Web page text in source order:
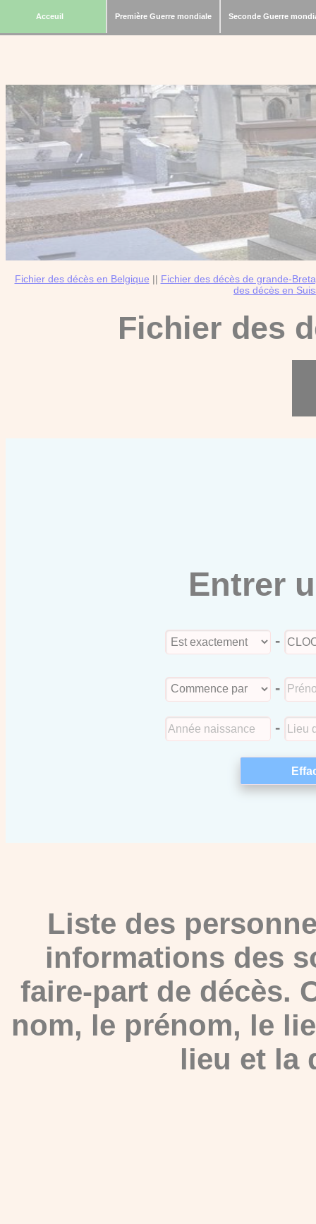
Acceuil Première Guerre mondiale Seconde Guerre
Fichier des décès en Belgique || Fichier des décès de grande-
des décès en
Fichier des
Entrer
-
-
-
Liste des
informations des
faire-part de décès.
nom, le prénom, le
lieu et la